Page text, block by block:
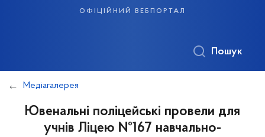
офіційний вебпортал
Пошук
Медіагалерея
Ювенальні поліцейські провели для
учнів Ліцею №167 навчально-